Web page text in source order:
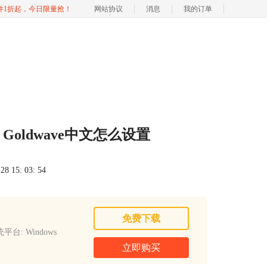
折起，今日限量抢！ 网站协议 消息 我的订单
中文怎么设置
15: 03: 54
平台: Windows
免费下载
立即购买